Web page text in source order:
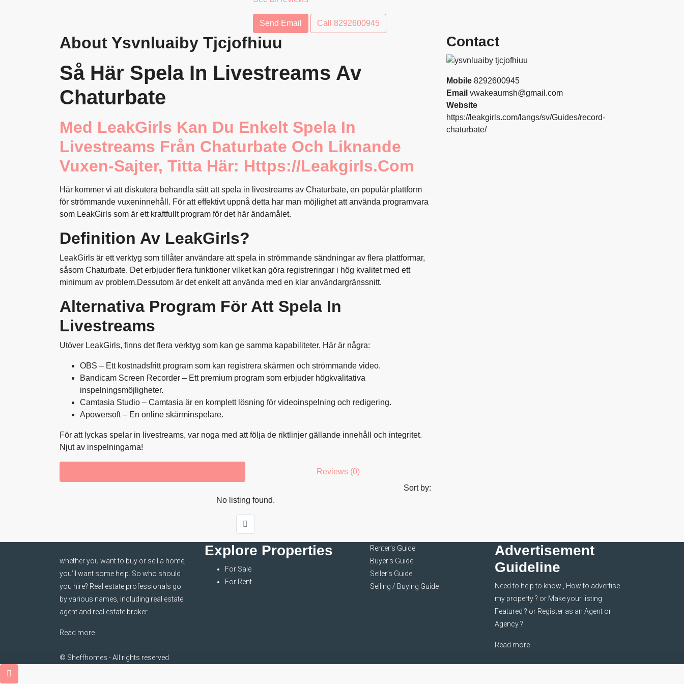
Send Email Call 8292600945
About Ysvnluaiby Tjcjofhiuu
Så Här Spela In Livestreams Av
Chaturbate
Med LeakGirls Kan Du Enkelt Spela In
Livestreams Från Chaturbate Och Liknande
Vuxen-Sajter, Titta Här: Https://leakgirls.com
Här kommer vi att diskutera behandla sätt att spela in livestreams av Chaturbate, en populär plattform
för strömmande vuxeninnehåll. För att effektivt uppnå detta har man möjlighet att använda programvara
som LeakGirls som är ett kraftfullt program för det här ändamålet.
Definition Av LeakGirls?
LeakGirls är ett verktyg som tillåter användare att spela in strömmande sändningar av flera plattformar,
såsom Chaturbate. Det erbjuder flera funktioner vilket kan göra registreringar i hög kvalitet med ett
minimum av problem.Dessutom är det enkelt att använda med en klar användargränssnitt.
Alternativa Program För Att Spela In
Livestreams
Utöver LeakGirls, finns det flera verktyg som kan ge samma kapabiliteter. Här är några:
OBS – Ett kostnadsfritt program som kan registrera skärmen och strömmande video.
Bandicam Screen Recorder – Ett premium program som erbjuder högkvalitativa
inspelningsmöjligheter.
Camtasia Studio – Camtasia är en komplett lösning för videoinspelning och redigering.
Apowersoft – En online skärminspelare.
För att lyckas spelar in livestreams, var noga med att följa de riktlinjer gällande innehåll och integritet.
Njut av inspelningarna!
Reviews (0)
Sort by:
No listing found.
Contact
Mobile 8292600945
Email vwakeaumsh@gmail.com
Website
https://leakgirls.com/langs/sv/Guides/record-
chaturbate/
whether you want to buy or sell a home,
you’ll want some help. So who should
you hire? Real estate professionals go
by various names, including real estate
agent and real estate broker
Read more
Explore Properties
For Sale
For Rent
Renter’s Guide
Buyer’s Guide
Seller’s Guide
Selling / Buying Guide
Advertisement
Guideline
Need to help to know , How to advertise
my property ? or Make your listing
Featured ? or Register as an Agent or
Agency ?
Read more
© Sheffhomes - All rights reserved